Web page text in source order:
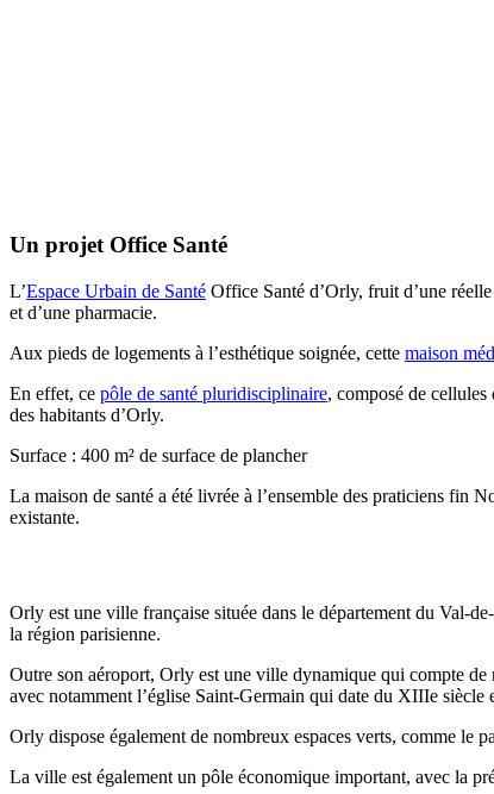
Un projet Office Santé
L’Espace Urbain de Santé Office Santé d’Orly, fruit d’une
et d’une pharmacie.
Aux pieds de logements à l’esthétique soignée, cette maison
En effet, ce pôle de santé pluridisciplinaire, composé de cellules
des habitants d’Orly.
Surface : 400 m² de surface de plancher
La maison de santé a été livrée à l’ensemble des praticiens fin
existante.
Orly est une ville française située dans le département du Val-
la région parisienne.
Outre son aéroport, Orly est une ville dynamique qui compte
avec notamment l’église Saint-Germain qui date du XIIIe siècle
Orly dispose également de nombreux espaces verts, comme le
La ville est également un pôle économique important, avec la